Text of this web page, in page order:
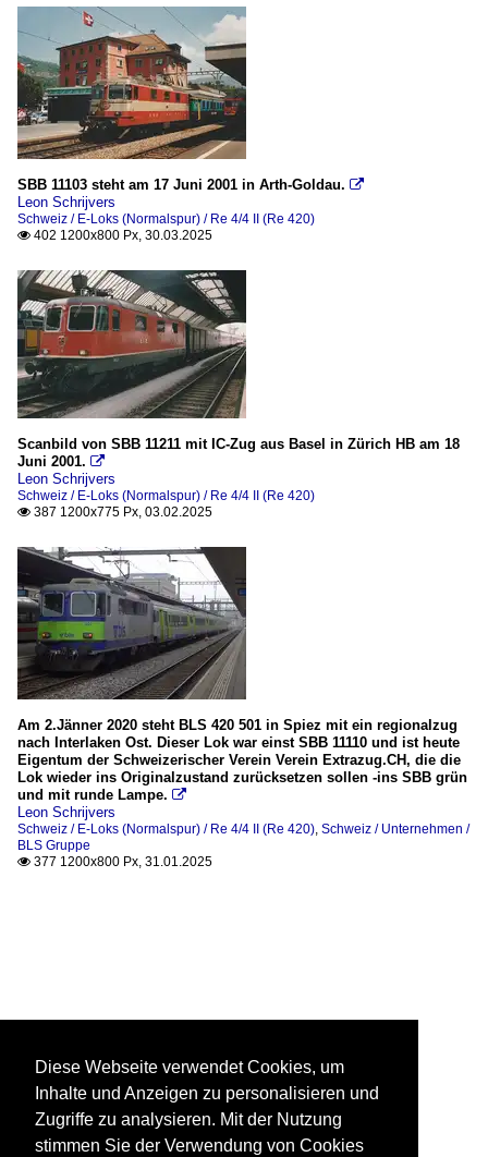
SBB 11103 steht am 17 Juni 2001 in Arth-Goldau. 
Leon Schrijvers
Schweiz / E-Loks (Normalspur) / Re 4/4 II (Re 420)
 402 1200x800 Px, 30.03.2025
Scanbild von SBB 11211 mit IC-Zug aus Basel in Zürich HB am 18
Juni 2001. 
Leon Schrijvers
Schweiz / E-Loks (Normalspur) / Re 4/4 II (Re 420)
 387 1200x775 Px, 03.02.2025
Am 2.Jänner 2020 steht BLS 420 501 in Spiez mit ein regionalzug
nach Interlaken Ost. Dieser Lok war einst SBB 11110 und ist heute
Eigentum der Schweizerischer Verein Verein Extrazug.CH, die die
Lok wieder ins Originalzustand zurücksetzen sollen -ins SBB grün
und mit runde Lampe. 
Leon Schrijvers
Schweiz / E-Loks (Normalspur) / Re 4/4 II (Re 420), Schweiz / Unternehmen /
BLS Gruppe
 377 1200x800 Px, 31.01.2025
Diese Webseite verwendet Cookies, um
Inhalte und Anzeigen zu personalisieren und
Zugriffe zu analysieren. Mit der Nutzung
stimmen Sie der Verwendung von Cookies